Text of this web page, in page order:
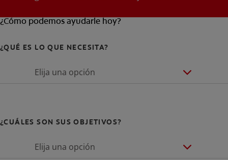
¿Cómo podemos ayudarle hoy?
¿QUÉ ES LO QUE NECESITA?
Elija una opción
¿CUÁLES SON SUS OBJETIVOS?
Elija una opción